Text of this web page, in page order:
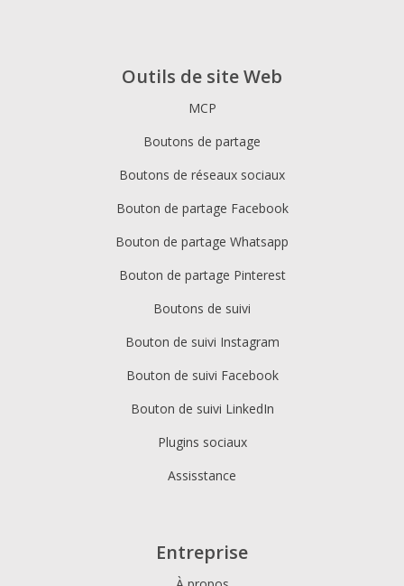
Outils de site Web
MCP
Boutons de partage
Boutons de réseaux sociaux
Bouton de partage Facebook
Bouton de partage Whatsapp
Bouton de partage Pinterest
Boutons de suivi
Bouton de suivi Instagram
Bouton de suivi Facebook
Bouton de suivi LinkedIn
Plugins sociaux
Assisstance
Entreprise